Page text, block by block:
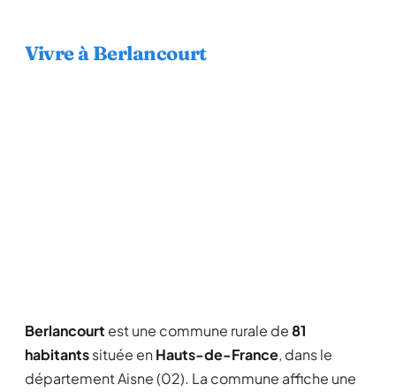
Vivre à Berlancourt
Berlancourt est une commune rurale de81
habitantssituée en Hauts-de-France, dans le
département Aisne (02). La commune affiche une